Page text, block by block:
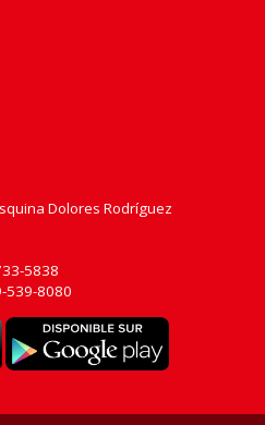
Dolores Rodríguez
5838
539-8080